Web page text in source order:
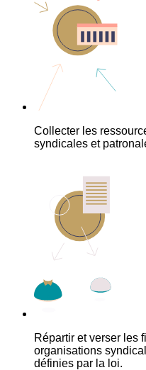
Collecter les
syndicales et
Répartir et verser les
organisations
définies par la loi.